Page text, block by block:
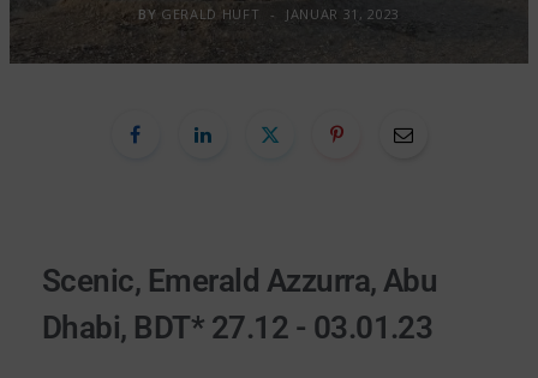
BY GERALD HUFT JANUAR 31, 2023
Scenic, Emerald Azzurra, Abu
Dhabi, BDT* 27.12 - 03.01.23